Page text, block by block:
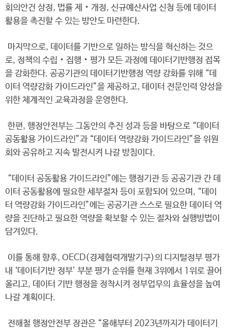
회의안건 상정, 법률 제‧개정, 신규예산사업 신청 등에 데이터
활용을 촉진할 수 있는 방안도 마련한다.
마지막으로, 데이터를 기반으로 일하는 방식을 혁신하는 것으
로, 정책의 수립‧집행‧평가 모든 과정에 데이터기반행정 접목
을 강화한다. 공공기관의 데이터기반행정 역량 강화를 위해 “데
이터 역량강화 가이드라인”을 제공하고, 데이터 전문인력 양성을
위한 체계적인 교육과정을 운영한다.
한편, 행정안전부는 그동안의 추진 성과 등을 바탕으로 “데이터
공동활용 가이드라인”과 “데이터 역량강화 가이드라인”을 위원
회와 공유하고 지속 발전시켜 나갈 방침이다.
“데이터 공동활용 가이드라인”에는 행정기관 등 공공기관 간 데
이터 공동활용에 필요한 세부절차 등이 포함되어 있으며, “데이
터 역량강화 가이드라인”에는 공공기관 스스로 필요한 데이터 역
량을 진단하고 필요한 역량을 확보할 수 있는 절차와 실행방법이
담겨있다.
이를 통해 향후, OECD(경제협력개발기구)의 디지털정부 평가
내 ‘데이터기반 정부’ 부분 평가 순위를 현재 3위에서 1위로 끌어
올리고, 데이터 기반 행정을 정착시켜 정부업무의 효율성을 높여
나갈 계획이다.
전해철 행정안전부 장관은 “올해부터 2023년까지가 데이터기